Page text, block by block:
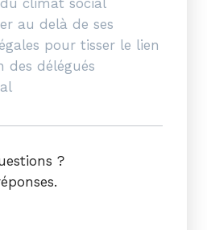
du climat social
au delà de ses
pour tisser le lien
des délégués
?